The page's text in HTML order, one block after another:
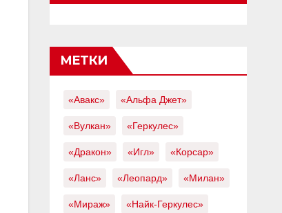
МЕТКИ
«Авакс» «Альфа Джет»
«Вулкан» «Геркулес»
«Дракон» «Игл» «Корсар»
«Ланс» «Леопард» «Милан»
«Мираж» «Найк-Геркулес»